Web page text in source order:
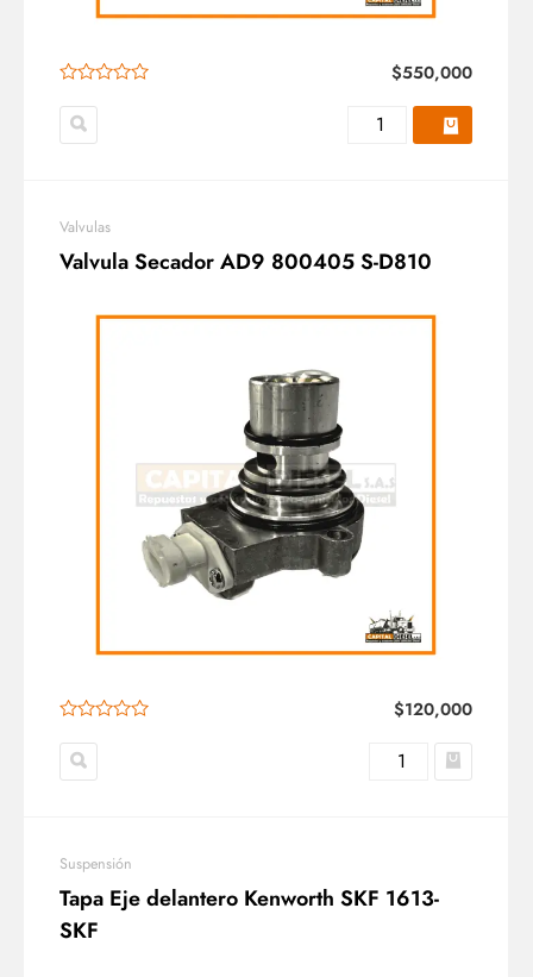
$550,000
Valvulas
Valvula Secador AD9 800405 S-D810
$120,000
Suspensión
Tapa Eje delantero Kenworth SKF 1613-
SKF